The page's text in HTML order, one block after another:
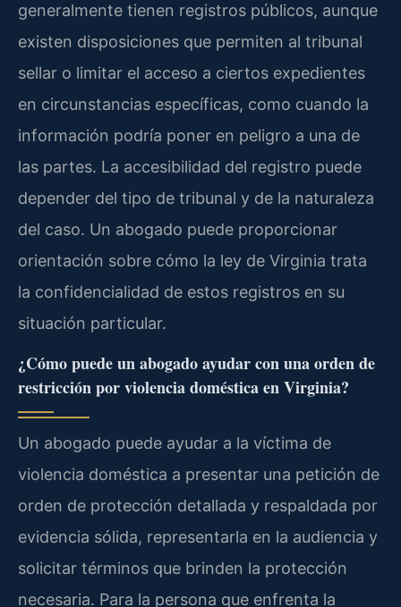
generalmente tienen registros públicos, aunque
existen disposiciones que permiten al tribunal
sellar o limitar el acceso a ciertos expedientes
en circunstancias específicas, como cuando la
información podría poner en peligro a una de
las partes. La accesibilidad del registro puede
depender del tipo de tribunal y de la naturaleza
del caso. Un abogado puede proporcionar
orientación sobre cómo la ley de Virginia trata
la confidencialidad de estos registros en su
situación particular.
¿Cómo puede un abogado ayudar con una orden de
restricción por violencia doméstica en Virginia?
Un abogado puede ayudar a la víctima de
violencia doméstica a presentar una petición de
orden de protección detallada y respaldada por
evidencia sólida, representarla en la audiencia y
solicitar términos que brinden la protección
necesaria. Para la persona que enfrenta la